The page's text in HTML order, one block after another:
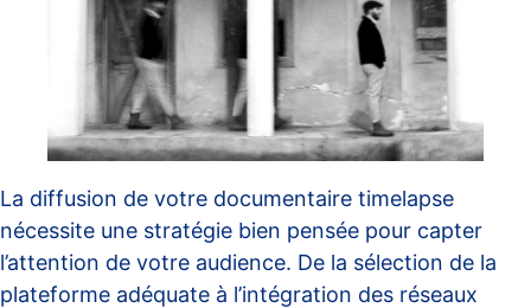
La diffusion de votre documentaire timelapse
nécessite une stratégie bien pensée pour capter
l’attention de votre audience. De la sélection de la
plateforme adéquate à l’intégration des réseaux